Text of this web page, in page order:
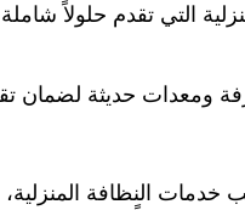
التي تقدم حلولاً
ومعدات حديثة لضمان
النظافة